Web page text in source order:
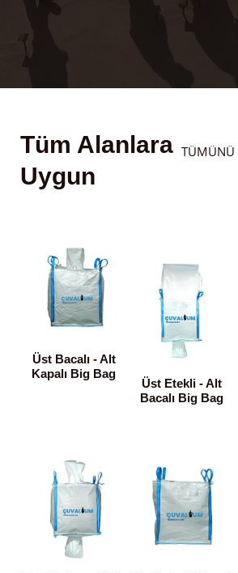
Tüm Alanlara
Uygun
TÜMÜNÜ
Üst Bacalı - Alt
Kapalı Big Bag
Üst Etekli - Alt
Bacalı Big Bag